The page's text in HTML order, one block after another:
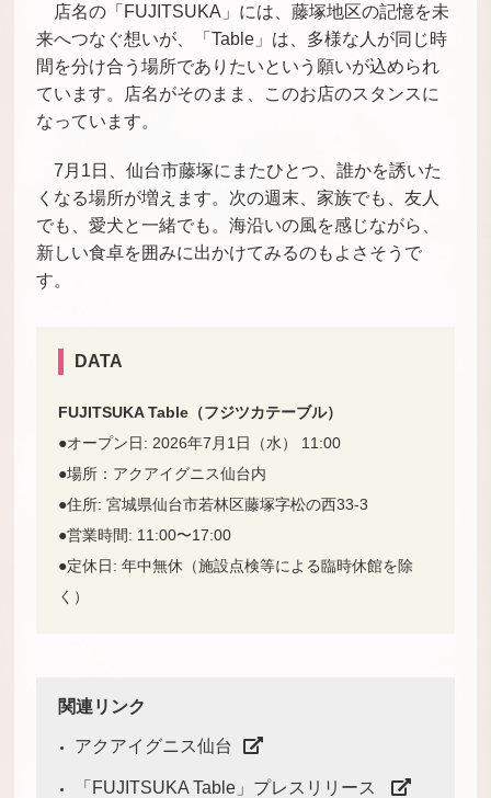
店名の「FUJITSUKA」には、藤塚地区の記憶を未
来へつなぐ想いが、「Table」は、多様な人が同じ時
間を分け合う場所でありたいという願いが込められ
ています。店名がそのまま、このお店のスタンスに
なっています。
7月1日、仙台市藤塚にまたひとつ、誰かを誘いた
くなる場所が増えます。次の週末、家族でも、友人
でも、愛犬と一緒でも。海沿いの風を感じながら、
新しい食卓を囲みに出かけてみるのもよさそうで
す。
DATA
FUJITSUKA Table（フジツカテーブル）
●オープン日: 2026年7月1日（水） 11:00
●場所：アクアイグニス仙台内
●住所: 宮城県仙台市若林区藤塚字松の西33-3
●営業時間: 11:00〜17:00
●定休日: 年中無休（施設点検等による臨時休館を除
く）
関連リンク
アクアイグニス仙台
「FUJITSUKA Table」プレスリリース